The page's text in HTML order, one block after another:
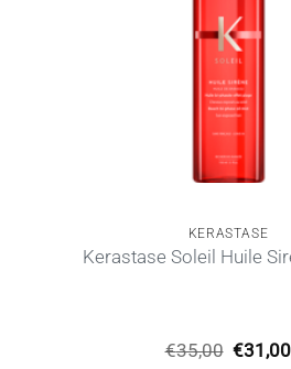
KERASTASE
Kerastase Soleil Huile
€35,00 Original
€31,00